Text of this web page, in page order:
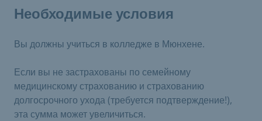
Необходимые условия
Вы должны учиться в колледже в Мюнхене.
Если вы не застрахованы по семейному
медицинскому страхованию и страхованию
долгосрочного ухода (требуется подтверждение!),
эта сумма может увеличиться.